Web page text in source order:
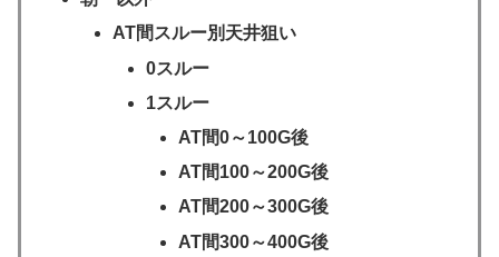
AT間スルー別天井狙い
0スルー
1スルー
AT間0～100G後
AT間100～200G後
AT間200～300G後
AT間300～400G後